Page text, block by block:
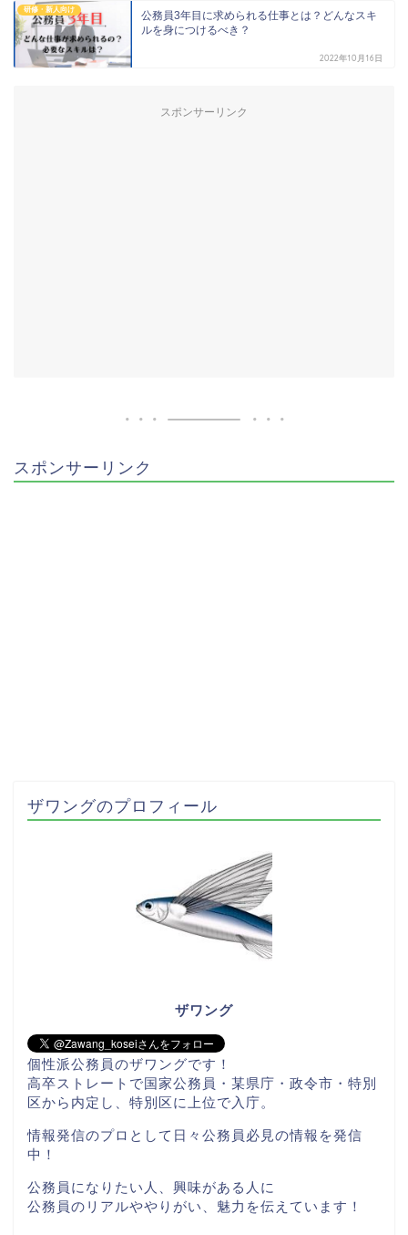
研修・新人向け
公務員3年目に求められる仕事とは？どんなスキ
ルを身につけるべき？
2022年10月16日
スポンサーリンク
スポンサーリンク
ザワングのプロフィール
ザワング
個性派公務員のザワングです！
高卒ストレートで国家公務員・某県庁・政令市・特別
区から内定し、特別区に上位で入庁。
情報発信のプロとして日々公務員必見の情報を発信
中！
公務員になりたい人、興味がある人に
公務員のリアルややりがい、魅力を伝えています！